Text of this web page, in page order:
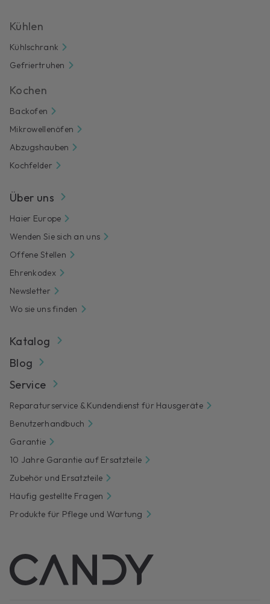
Kühlen
Kühlschrank
Gefriertruhen
Kochen
Backofen
Mikrowellenöfen
Abzugshauben
Kochfelder
Über uns
Haier Europe
Wenden Sie sich an uns
Offene Stellen
Ehrenkodex
Newsletter
Wo sie uns finden
Katalog
Blog
Service
Reparaturservice & Kundendienst für Hausgeräte
Benutzerhandbuch
Garantie
10 Jahre Garantie auf Ersatzteile
Zubehör und Ersatzteile
Häufig gestellte Fragen
Produkte für Pflege und Wartung